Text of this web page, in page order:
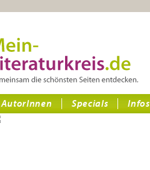
AutorInnen Specials Infos